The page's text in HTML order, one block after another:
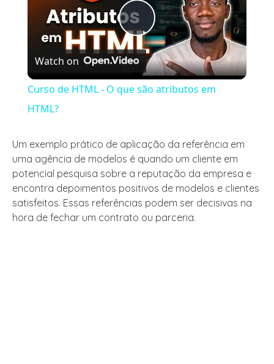
Play
Video
Watch on
Curso de HTML - O que são atributos em
HTML?
Um exemplo prático de aplicação da referência em
uma agência de modelos é quando um cliente em
potencial pesquisa sobre a reputação da empresa e
encontra depoimentos positivos de modelos e clientes
satisfeitos. Essas referências podem ser decisivas na
hora de fechar um contrato ou parceria.